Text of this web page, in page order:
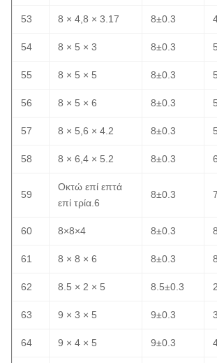
53 8 × 4,8 × 3.17 8±0.3
54 8 × 5 × 3 8±0.3
55 8 × 5 × 5 8±0.3
56 8 × 5 × 6 8±0.3
57 8 × 5,6 × 4.2 8±0.3
58 8 × 6,4 × 5.2 8±0.3
59
Οκτώ επί επτά
επί τρία.6
8±0.3
60 8×8×4 8±0.3
61 8 × 8 × 6 8±0.3
62 8.5 × 2 × 5 8.5±0.3
63 9 × 3 × 5 9±0.3
64 9 × 4 × 5 9±0.3